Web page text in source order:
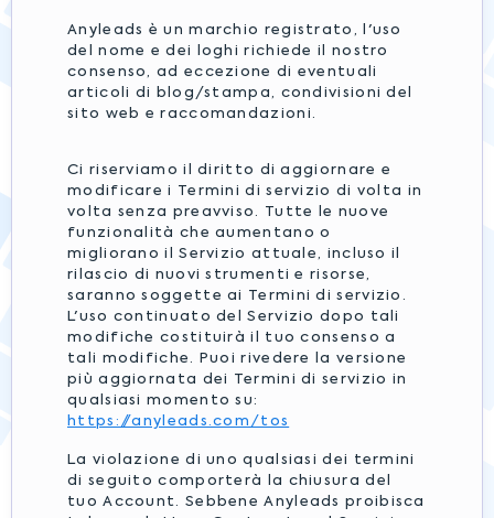
Anyleads è un marchio registrato, l'uso
del nome e dei loghi richiede il nostro
consenso, ad eccezione di eventuali
articoli di blog/stampa, condivisioni del
sito web e raccomandazioni.
Ci riserviamo il diritto di aggiornare e
modificare i Termini di servizio di volta in
volta senza preavviso. Tutte le nuove
funzionalità che aumentano o
migliorano il Servizio attuale, incluso il
rilascio di nuovi strumenti e risorse,
saranno soggette ai Termini di servizio.
L'uso continuato del Servizio dopo tali
modifiche costituirà il tuo consenso a
tali modifiche. Puoi rivedere la versione
più aggiornata dei Termini di servizio in
qualsiasi momento su:
https://anyleads.com/tos
La violazione di uno qualsiasi dei termini
di seguito comporterà la chiusura del
tuo Account. Sebbene Anyleads proibisca